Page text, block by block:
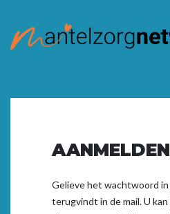
AANMELDEN
Gelieve het wachtwoord
terugvindt in de mail. U